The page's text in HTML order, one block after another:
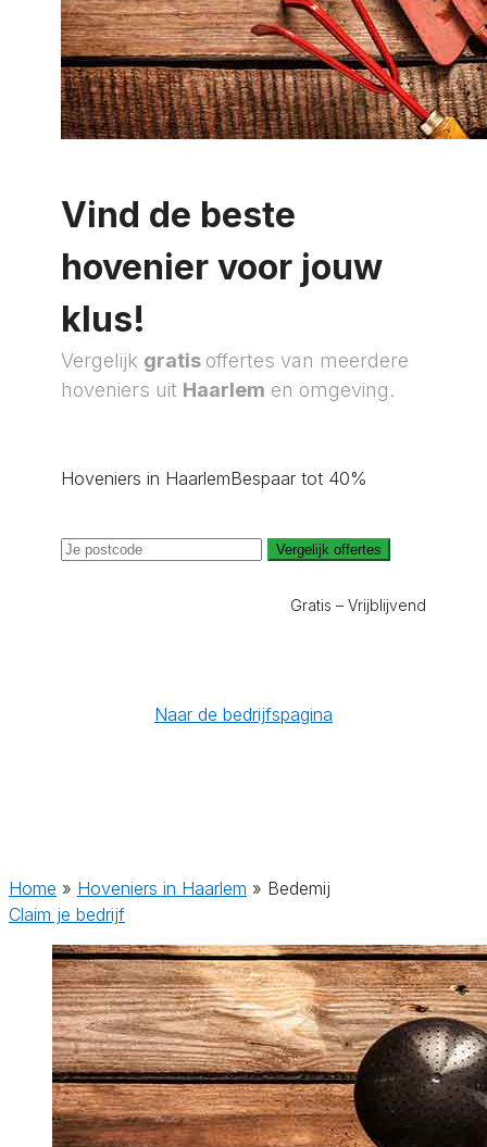
Vind de beste
hovenier voor jouw
klus!
Vergelijk gratis offertes van meerdere
hoveniers uit Haarlem en omgeving.
Hoveniers in HaarlemBespaar tot 40%
Vergelijk offertes
Gratis – Vrijblijvend
Naar de bedrijfspagina
Home » Hoveniers in Haarlem » Bedemij
Claim je bedrijf